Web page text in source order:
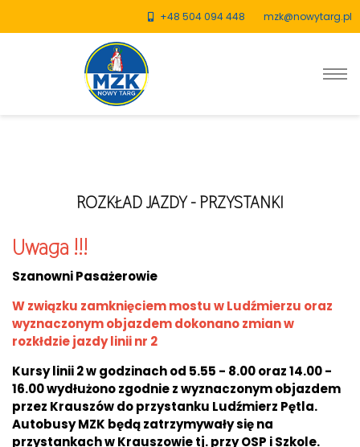
+48 504 094 448 mzk@nowytarg.pl
ROZKŁAD JAZDY - PRZYSTANKI
Uwaga !!!
Szanowni Pasażerowie
W związku zamknięciem mostu w Ludźmierzu oraz
wyznaczonym objazdem dokonano zmian w
rozkłdzie jazdy linii nr 2
Kursy linii 2 w godzinach od 5.55 - 8.00 oraz 14.00 -
16.00 wydłużono zgodnie z wyznaczonym objazdem
przez Krauszów do przystanku Ludźmierz Pętla.
Autobusy MZK będą zatrzymywały się na
przystankach w Krauszowie tj. przy OSP i Szkole.